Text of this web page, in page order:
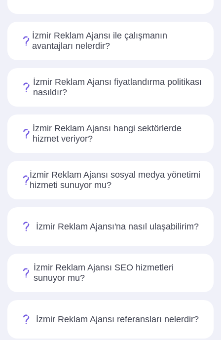
İzmir Reklam Ajansı ile çalışmanın
avantajları nelerdir?
İzmir Reklam Ajansı fiyatlandırma politikası
nasıldır?
İzmir Reklam Ajansı hangi sektörlerde
hizmet veriyor?
İzmir Reklam Ajansı sosyal medya yönetimi
hizmeti sunuyor mu?
İzmir Reklam Ajansı'na nasıl ulaşabilirim?
İzmir Reklam Ajansı SEO hizmetleri
sunuyor mu?
İzmir Reklam Ajansı referansları nelerdir?